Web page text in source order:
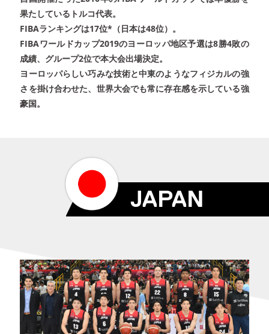
果たしているトルコ代表。
FIBAランキングは17位*（日本は48位）。
FIBAワールドカップ2019のヨーロッパ地区予選は8勝4敗の
成績、グループ2位で本大会出場決定。
ヨーロッパらしい巧みな技術と中東のようなフィジカルの強
さを掛け合わせた、世界大会でも常に存在感を示している強
豪国。
JAPAN